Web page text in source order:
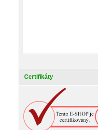
Certifikáty